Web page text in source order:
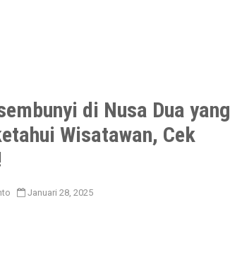
di Nusa Dua yang
Wisatawan, Cek
Januari 28, 2025